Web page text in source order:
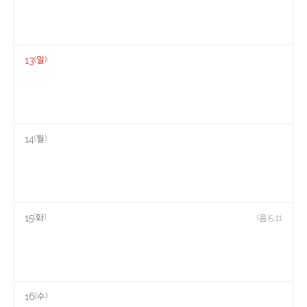
13(일)
14(월)
15(화) (음)5.11
16(수)